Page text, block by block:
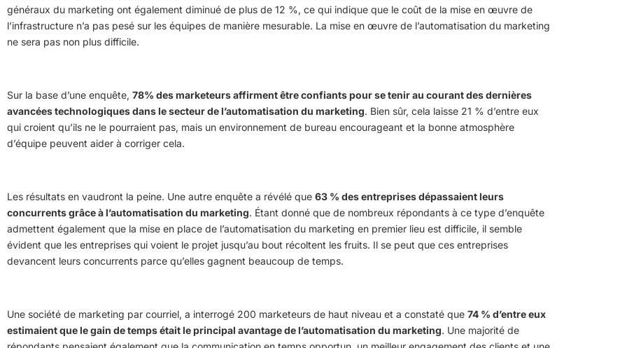
généraux du marketing ont également diminué de plus de 12 %, ce qui indique que le coût de la mise en œuvre de
l’infrastructure n’a pas pesé sur les équipes de manière mesurable. La mise en œuvre de l’automatisation du marketing
ne sera pas non plus difficile.
Sur la base d’une enquête, 78% des marketeurs affirment être confiants pour se tenir au courant des dernières
avancées technologiques dans le secteur de l’automatisation du marketing. Bien sûr, cela laisse 21 % d’entre eux
qui croient qu’ils ne le pourraient pas, mais un environnement de bureau encourageant et la bonne atmosphère
d’équipe peuvent aider à corriger cela.
Les résultats en vaudront la peine. Une autre enquête a révélé que 63 % des entreprises dépassaient leurs
concurrents grâce à l’automatisation du marketing. Étant donné que de nombreux répondants à ce type d’enquête
admettent également que la mise en place de l’automatisation du marketing en premier lieu est difficile, il semble
évident que les entreprises qui voient le projet jusqu’au bout récoltent les fruits. Il se peut que ces entreprises
devancent leurs concurrents parce qu’elles gagnent beaucoup de temps.
Une société de marketing par courriel, a interrogé 200 marketeurs de haut niveau et a constaté que 74 % d’entre eux
estimaient que le gain de temps était le principal avantage de l’automatisation du marketing. Une majorité de